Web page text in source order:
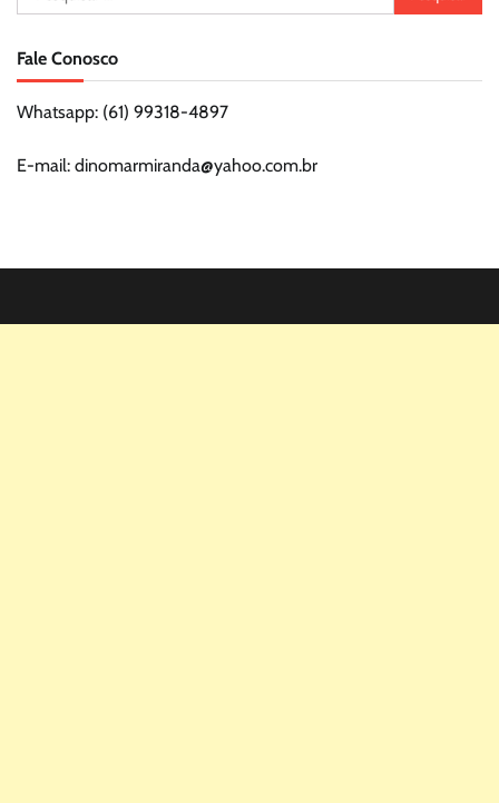
por:
Fale Conosco
Whatsapp: (61) 99318-4897
E-mail: dinomarmiranda@yahoo.com.br